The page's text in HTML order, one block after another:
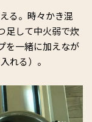
る。時々かき混
足して中火弱で炊
を一緒に加えなが
れる）。